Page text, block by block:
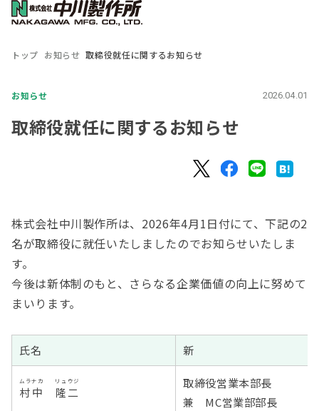
トップ お知らせ 取締役就任に関するお知らせ
お知らせ 2026.04.01
取締役就任に関するお知らせ
株式会社中川製作所は、2026年4月1日付にて、下記の2
名が取締役に就任いたしましたのでお知らせいたしま
す。
今後は新体制のもと、さらなる企業価値の向上に努めて
まいります。
氏名 新
村中
ムラナカ
隆二
リュウジ
取締役営業本部長
兼 MC営業部部長